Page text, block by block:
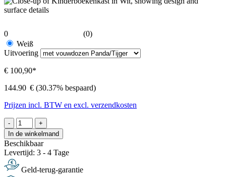
0
(0)
Weiß
Uitvoering
€ 100,90*
144.90 € (30.37% bespaard)
Prijzen incl. BTW en excl. verzendkosten
-
+
In de winkelmand
Beschikbaar
Levertijd: 3 - 4 Tage
Geld-terug-garantie